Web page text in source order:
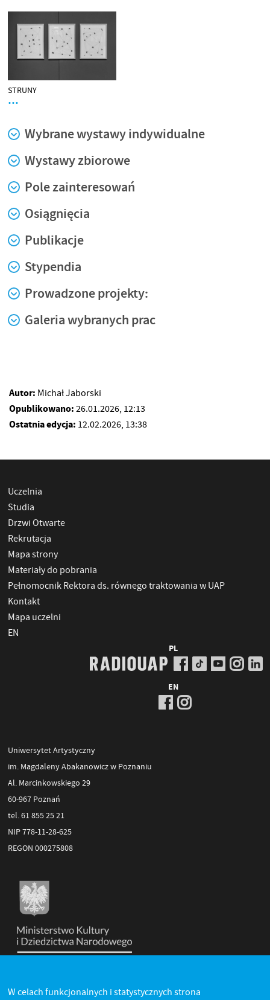
STRUNY
…
Wybrane wystawy indywidualne
Wystawy zbiorowe
Pole zainteresowań
Osiągnięcia
Publikacje
Stypendia
Prowadzone projekty:
Galeria wybranych prac
Autor: Michał Jaborski
Opublikowano: 26.01.2026, 12:13
Ostatnia edycja: 12.02.2026, 13:38
Uczelnia
Studia
Drzwi Otwarte
Rekrutacja
Mapa strony
Materiały do pobrania
Pełnomocnik Rektora ds. równego traktowania w UAP
Kontakt
Mapa uczelni
EN
PL
EN
Uniwersytet Artystyczny
im. Magdaleny Abakanowicz w Poznaniu
Al. Marcinkowskiego 29
60-967 Poznań
tel. 61 855 25 21
NIP 778-11-28-625
REGON 000275808
W celach funkcjonalnych i statystycznych strona